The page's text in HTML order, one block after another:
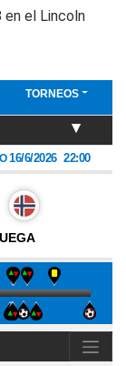
en el Lincoln